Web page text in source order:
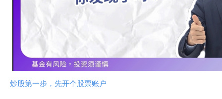
视
频
炒股第一步，先开个股票账户